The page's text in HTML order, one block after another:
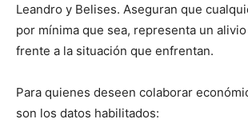
Leandro y Belises. Aseguran que
por mínima que sea, representa un
frente a la situación que enfrentan.
Para quienes deseen colaborar
son los datos habilitados: